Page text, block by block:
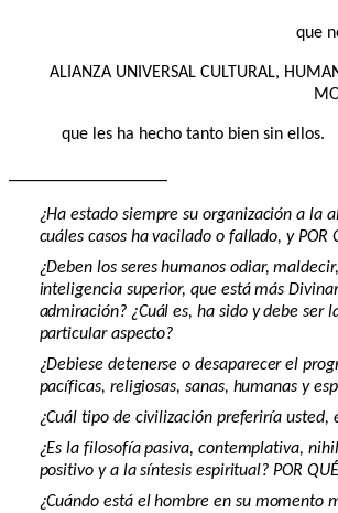
que
ALIANZA UNIVERSAL CULTURAL,
que les ha hecho tanto bien sin ellos.
¿Ha estado siempre su organización a la
cuáles casos ha vacilado o fallado, y POR
¿Deben los seres humanos odiar,
inteligencia superior, que está más
admiración? ¿Cuál es, ha sido y debe ser
particular aspecto?
¿Debiese detenerse o desaparecer el
pacíficas, religiosas, sanas, humanas y
¿Cuál tipo de civilización preferiría usted,
¿Es la filosofía pasiva, contemplativa,
positivo y a la síntesis espiritual? POR
¿Cuándo está el hombre en su momento